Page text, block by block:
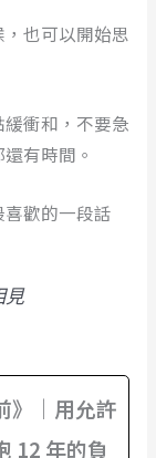
也可以開始思
衝和，不要急
有時間。
歡的一段話
見
》｜用允許
12 年的負